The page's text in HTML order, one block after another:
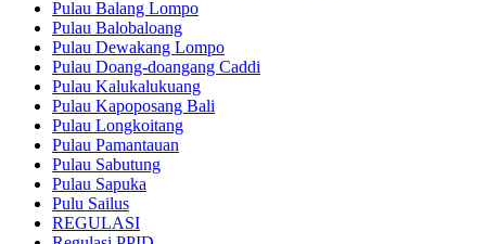
Pulau Balang Lompo
Pulau Balobaloang
Pulau Dewakang Lompo
Pulau Doang-doangang Caddi
Pulau Kalukalukuang
Pulau Kapoposang Bali
Pulau Longkoitang
Pulau Pamantauan
Pulau Sabutung
Pulau Sapuka
Pulu Sailus
REGULASI